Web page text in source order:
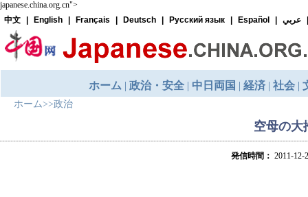
japanese.china.org.cn">
ホーム>>政治
空母の大
発信時間： 2011-